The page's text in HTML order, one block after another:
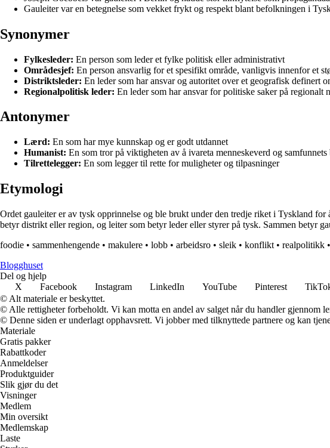
Gauleiter var en betegnelse som vekket frykt og respekt blant befolkningen i
Synonymer
Fylkesleder: En person som leder et fylke politisk eller administrativt
Områdesjef: En person ansvarlig for et spesifikt område, vanligvis innenfor et
Distriktsleder: En leder som har ansvar og autoritet over et geografisk definert
Regionalpolitisk leder: En leder som har ansvar for politiske saker på regionalt
Antonymer
Lærd: En som har mye kunnskap og er godt utdannet
Humanist: En som tror på viktigheten av å ivareta menneskeverd og samfunnets
Tilrettelegger: En som legger til rette for muligheter og tilpasninger
Etymologi
Ordet gauleiter er av tysk opprinnelse og ble brukt under den tredje riket i Tyskland
betyr distrikt eller region, og leiter som betyr leder eller styrer på tysk. Sammen betyr
foodie • sammenhengende • makulere • lobb • arbeidsro • sleik • konflikt • realpolitikk •
Blogghuset
Del og hjelp
X
Facebook Instagram LinkedIn YouTube Pinterest
© Alt materiale er beskyttet.
© Alle rettigheter forbeholdt. Vi kan motta en andel av salget når du handler gjennom
© Denne siden er underlagt opphavsrett. Vi jobber med tilknyttede partnere og kan
Materiale
Gratis pakker
Rabattkoder
Anmeldelser
Produktguider
Slik gjør du det
Visninger
Medlem
Min oversikt
Medlemskap
Laste